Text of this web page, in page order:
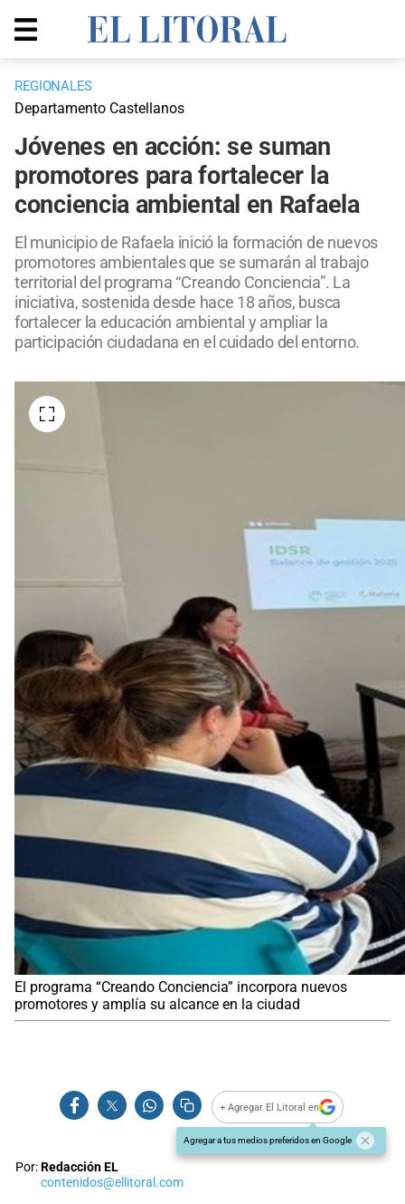
REGIONALES
Departamento Castellanos
Jóvenes en acción: se suman
promotores para fortalecer la
conciencia ambiental en Rafaela
El municipio de Rafaela inició la formación de nuevos
promotores ambientales que se sumarán al trabajo
territorial del programa “Creando Conciencia”. La
iniciativa, sostenida desde hace 18 años, busca
fortalecer la educación ambiental y ampliar la
participación ciudadana en el cuidado del entorno.
El programa “Creando Conciencia” incorpora nuevos
promotores y amplía su alcance en la ciudad
+ Agregar El Litoral en
Agregar a tus medios preferidos en Google
Por:Redacción EL
contenidos@ellitoral.com